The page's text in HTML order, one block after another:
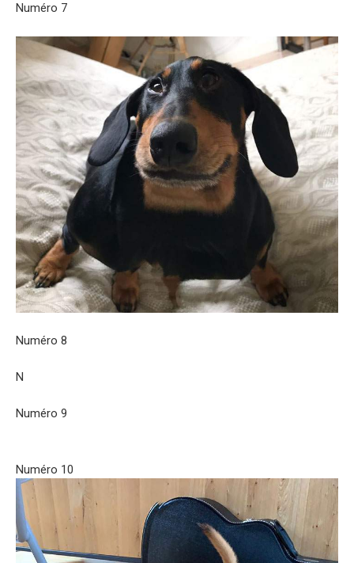
Numéro 7
Numéro 8
N
Numéro 9
Numéro 10